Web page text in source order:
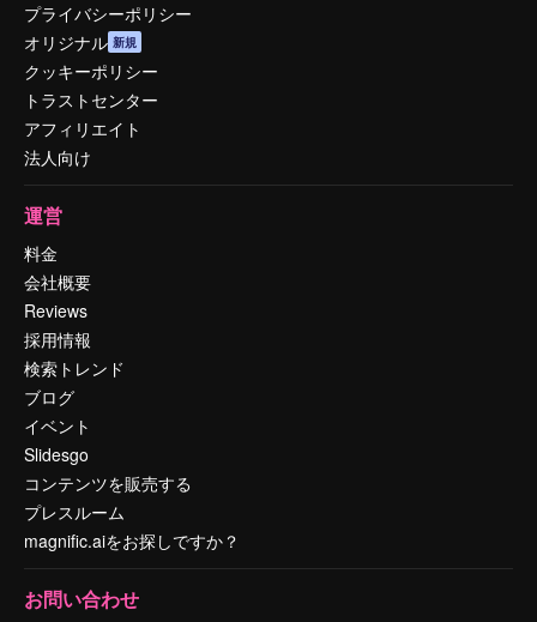
プライバシーポリシー
オリジナル 新規
クッキーポリシー
トラストセンター
アフィリエイト
法人向け
運営
料金
会社概要
Reviews
採用情報
検索トレンド
ブログ
イベント
Slidesgo
コンテンツを販売する
プレスルーム
magnific.aiをお探しですか？
お問い合わせ